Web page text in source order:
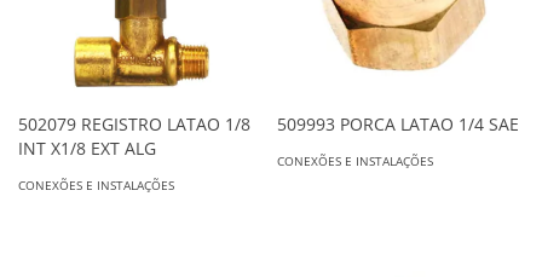
502079 REGISTRO LATAO 1/8
INT X1/8 EXT ALG
CONEXÕES E INSTALAÇÕES
509993 PORCA LATAO 1/4 SAE
CONEXÕES E INSTALAÇÕES